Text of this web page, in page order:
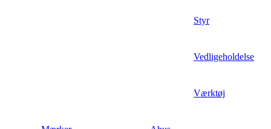
Styr
Vedligeholdelse
Værktøj